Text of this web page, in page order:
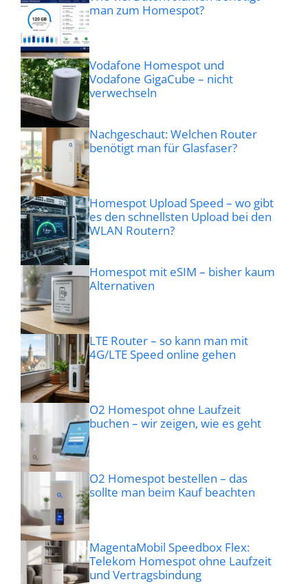
man zum Homespot?
Vodafone Homespot und
Vodafone GigaCube – nicht
verwechseln
Nachgeschaut: Welchen Router
benötigt man für Glasfaser?
Homespot Upload Speed – wo gibt
es den schnellsten Upload bei den
WLAN Routern?
Homespot mit eSIM – bisher kaum
Alternativen
LTE Router – so kann man mit
4G/LTE Speed online gehen
O2 Homespot ohne Laufzeit
buchen – wir zeigen, wie es geht
O2 Homespot bestellen – das
sollte man beim Kauf beachten
MagentaMobil Speedbox Flex:
Telekom Homespot ohne Laufzeit
und Vertragsbindung